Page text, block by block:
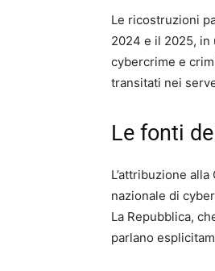
Le ricostruzioni
2024 e il 2025, in
cybercrime e
transitati nei
Le fonti
L’attribuzione
nazionale di
La Repubblica,
parlano